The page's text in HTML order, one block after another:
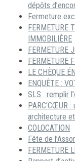
dépôts
Fermeture
FERMETURE
IMMOBILIÈRE
FERMETURE
FERMETURE
LE CHÈQUE
ENQUÊTE :
SLS : remplir
PARC’CŒUR
architecture
COLOCATION
Fête de
FERMETURE